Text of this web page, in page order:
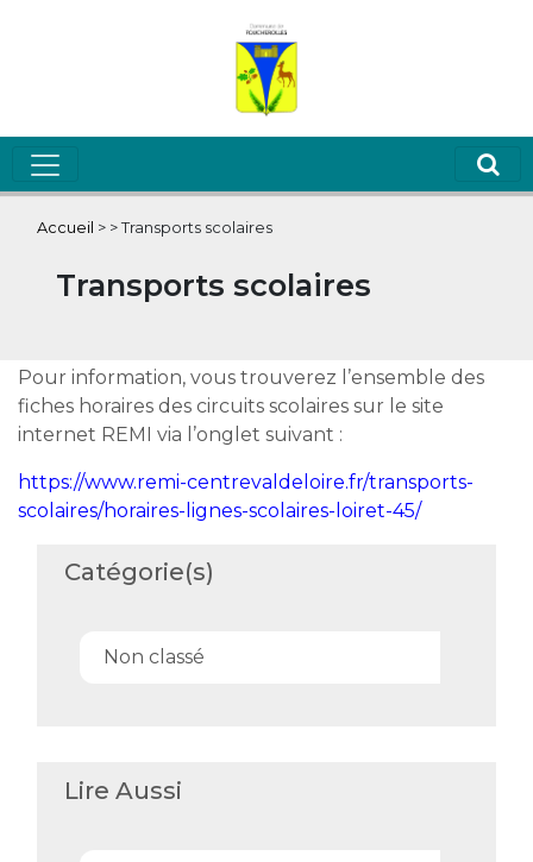
Accueil > > Transports scolaires
Transports scolaires
Pour information, vous trouverez l’ensemble des
fiches horaires des circuits scolaires sur le site
internet REMI via l’onglet suivant :
https://www.remi-centrevaldeloire.fr/transports-
scolaires/horaires-lignes-scolaires-loiret-45/
Catégorie(s)
Non classé
Lire Aussi